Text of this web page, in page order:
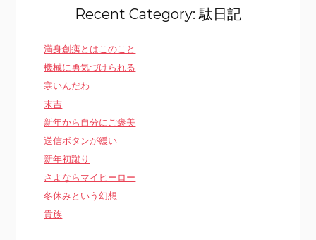
Recent Category: 駄日記
満身創痍とはこのこと
機械に勇気づけられる
寒いんだわ
末吉
新年から自分にご褒美
送信ボタンが緩い
新年初蹴り
さよならマイヒーロー
冬休みという幻想
貴族